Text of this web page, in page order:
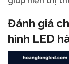
Đánh giá
hình LED